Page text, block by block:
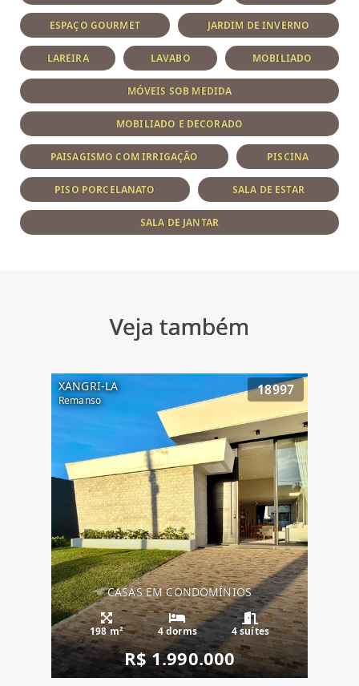
ESPAÇO GOURMET JARDIM DE INVERNO
LAREIRA LAVABO MOBILIADO
MÓVEIS SOB MEDIDA
MOBILIADO E DECORADO
PAISAGISMO COM IRRIGAÇÃO PISCINA
PISO PORCELANATO SALA DE ESTAR
SALA DE JANTAR
Veja também
XANGRI-LA
Remanso
18997
CASAS EM CONDOMÍNIOS
198 m² 4 dorms 4 suítes
R$ 1.990.000